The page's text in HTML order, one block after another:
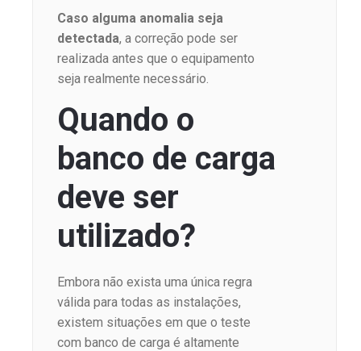
Caso alguma anomalia seja
detectada, a correção pode ser
realizada antes que o equipamento
seja realmente necessário.
Quando o
banco de carga
deve ser
utilizado?
Embora não exista uma única regra
válida para todas as instalações,
existem situações em que o teste
com banco de carga é altamente